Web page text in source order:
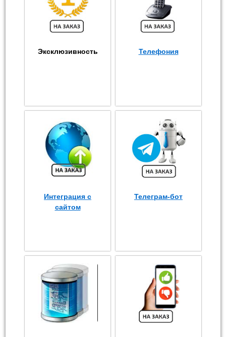
Эксклюзивность Телефония
Интеграция с
сайтом
Телеграм-бот